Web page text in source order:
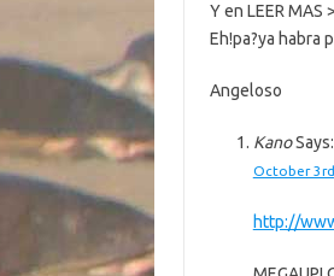
Y en LEER
Eh!pa?ya habra
Angeloso
KanoSays:
October
http://